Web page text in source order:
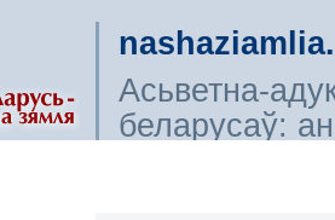
Асьветна-
беларусаў: